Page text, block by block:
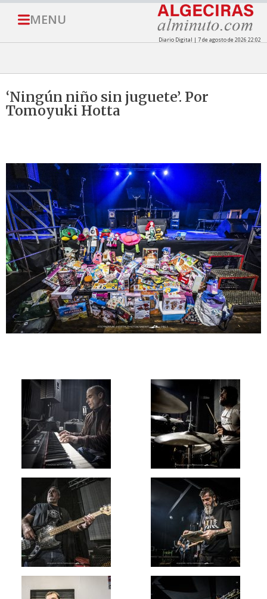
MENU
Diario Digital | 7 de agosto de 2026 22:02
‘Ningún niño sin juguete’. Por
Tomoyuki Hotta